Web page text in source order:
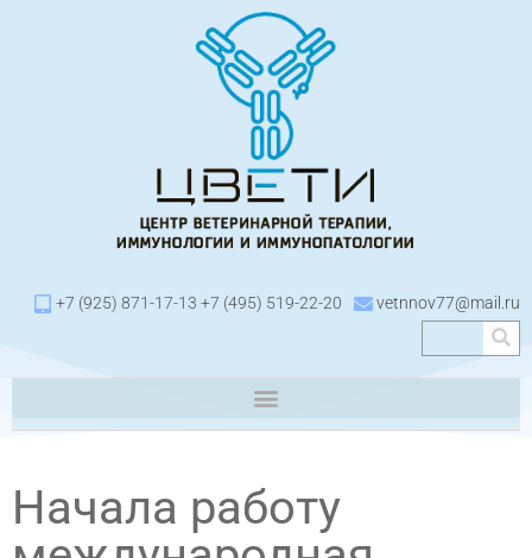
+7 (925) 871-17-13 +7 (495) 519-22-20 vetnnov77@mail.ru
Начала работу